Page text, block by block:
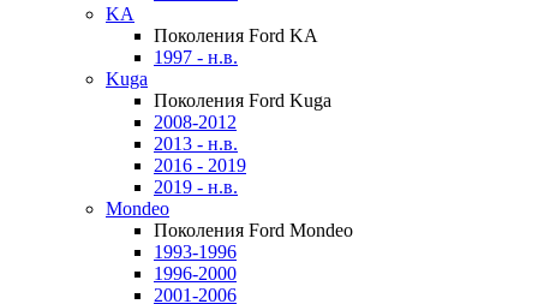
KA
Поколения Ford KA
1997 - н.в.
Kuga
Поколения Ford Kuga
2008-2012
2013 - н.в.
2016 - 2019
2019 - н.в.
Mondeo
Поколения Ford Mondeo
1993-1996
1996-2000
2001-2006